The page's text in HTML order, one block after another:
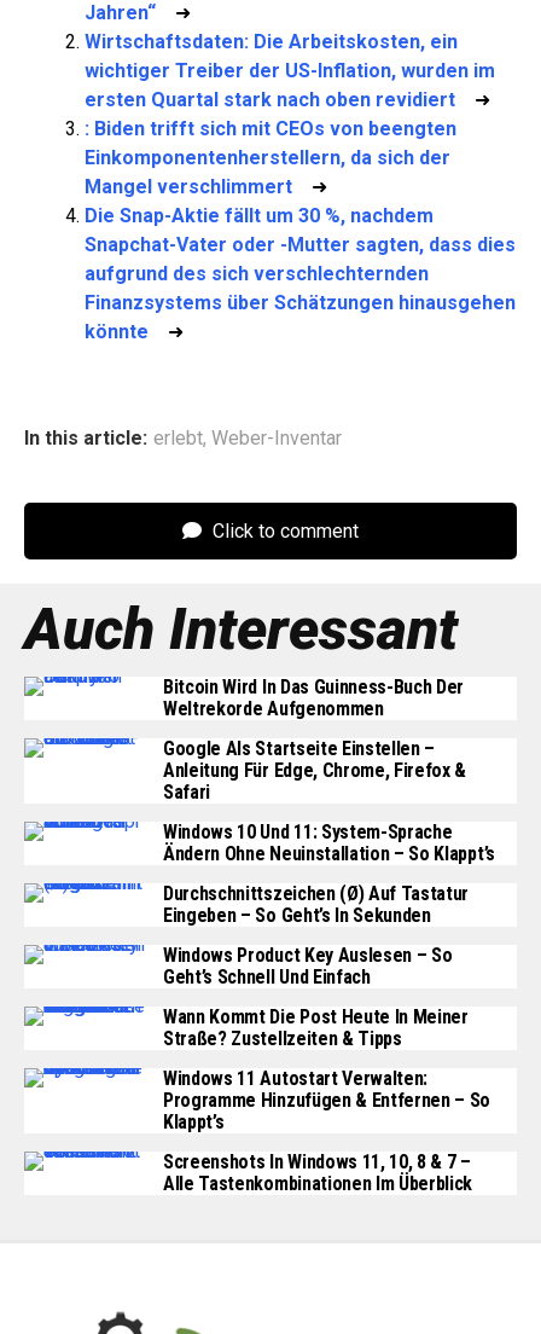
Jahren“ ➜
Wirtschaftsdaten: Die Arbeitskosten, ein
wichtiger Treiber der US-Inflation, wurden im
ersten Quartal stark nach oben revidiert ➜
: Biden trifft sich mit CEOs von beengten
Einkomponentenherstellern, da sich der
Mangel verschlimmert ➜
Die Snap-Aktie fällt um 30 %, nachdem
Snapchat-Vater oder -Mutter sagten, dass dies
aufgrund des sich verschlechternden
Finanzsystems über Schätzungen hinausgehen
könnte ➜
In this article: erlebt, Weber-Inventar
Click to comment
Auch Interessant
Bitcoin Wird In Das Guinness-Buch Der
Weltrekorde Aufgenommen
Google Als Startseite Einstellen –
Anleitung Für Edge, Chrome, Firefox &
Safari
Windows 10 Und 11: System-Sprache
Ändern Ohne Neuinstallation – So Klappt’s
Durchschnittszeichen (Ø) Auf Tastatur
Eingeben – So Geht’s In Sekunden
Windows Product Key Auslesen – So
Geht’s Schnell Und Einfach
Wann Kommt Die Post Heute In Meiner
Straße? Zustellzeiten & Tipps
Windows 11 Autostart Verwalten:
Programme Hinzufügen & Entfernen – So
Klappt’s
Screenshots In Windows 11, 10, 8 & 7 –
Alle Tastenkombinationen Im Überblick